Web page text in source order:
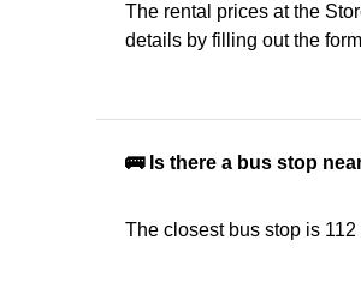
The rental prices at the
details by filling out the
🚌 Is there a bus stop
The closest bus stop is